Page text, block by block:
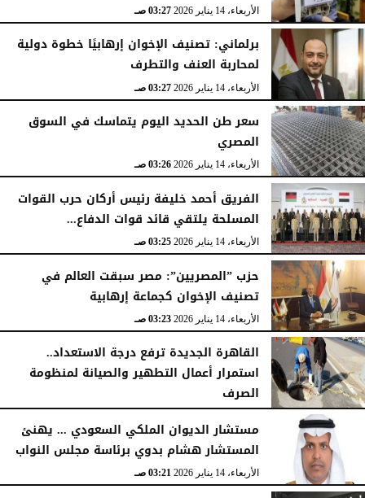
الأربعاء، 14 يناير 2026 03:27 صـ
برلماني: تصنيف الإخوان إرهابيًا خطوة دولية
لمحاربة العنف والتطرف
الأربعاء، 14 يناير 2026 03:27 صـ
سعر طن الحديد اليوم يتماسك في السوق
المصري
الأربعاء، 14 يناير 2026 03:26 صـ
الفريق أحمد خليفة رئيس أركان حرب القوات
المسلحة يلتقي قائد قوات الدفاع...
الأربعاء، 14 يناير 2026 03:25 صـ
حزب ”المصريين”: مصر سبقت العالم في
تصنيف الإخوان كجماعة إرهابية
الأربعاء، 14 يناير 2026 03:23 صـ
القاهرة الجديدة ترفع درجة الاستعداد..
استمرار أعمال التطهير والصيانة لمنظومة
الصرف
مستشار الديوان الملكي السعودي ... يهنئ
المستشار هشام بدوي برئاسة مجلس النواب
الأربعاء، 14 يناير 2026 03:21 صـ